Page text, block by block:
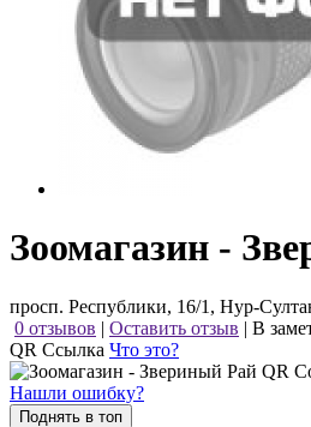
Зоомагазин -
просп. Республики, 16/1, Нур-
0 отзывов | Оставить отзыв | В
QR Ссылка Что это?
Нашли ошибку?
Поднять в топ